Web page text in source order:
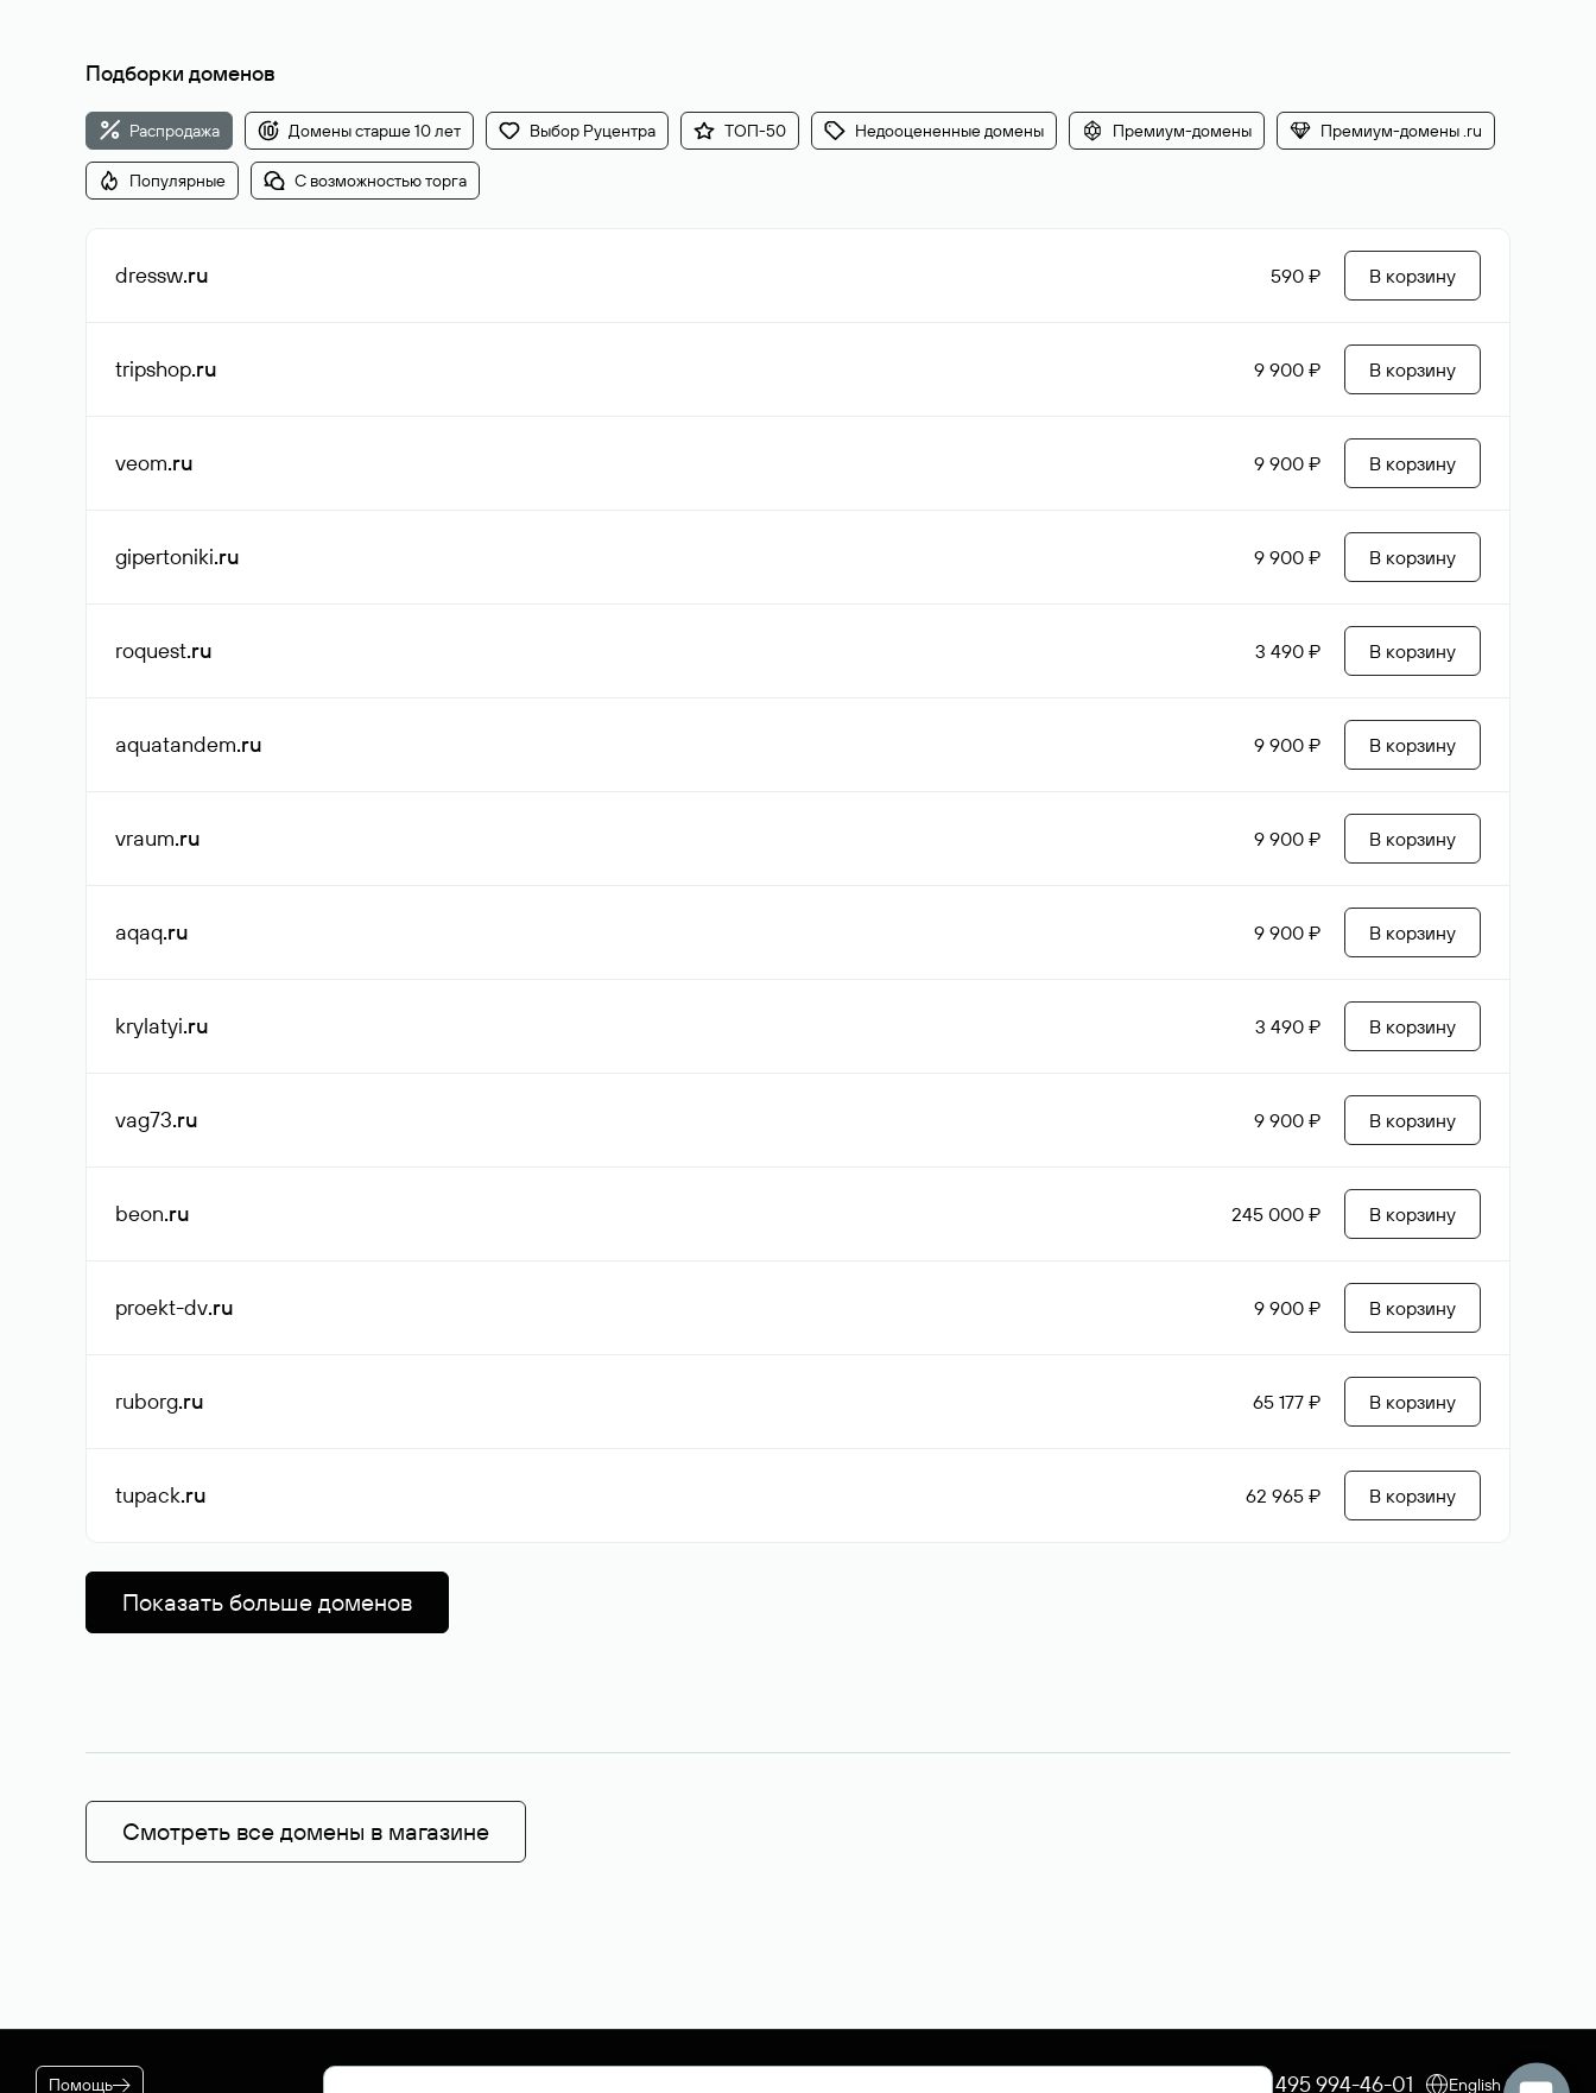
Подборки доменов
Распродажа Домены старше 10 лет Выбор Руцентра ТОП-50 Недооцененные домены Премиум-домены Премиум-домены .ru
Популярные С возможностью торга
dressw.ru 590 ₽ В корзину
tripshop.ru 9 900 ₽ В корзину
veom.ru 9 900 ₽ В корзину
gipertoniki.ru 9 900 ₽ В корзину
roquest.ru 3 490 ₽ В корзину
aquatandem.ru 9 900 ₽ В корзину
vraum.ru 9 900 ₽ В корзину
aqaq.ru 9 900 ₽ В корзину
krylatyi.ru 3 490 ₽ В корзину
vag73.ru 9 900 ₽ В корзину
beon.ru 245 000 ₽ В корзину
proekt-dv.ru 9 900 ₽ В корзину
ruborg.ru 65 177 ₽ В корзину
tupack.ru 62 965 ₽ В корзину
Показать больше доменов
Смотреть все домены в магазине
Помощь +7 495 994-46-01 English (USD)